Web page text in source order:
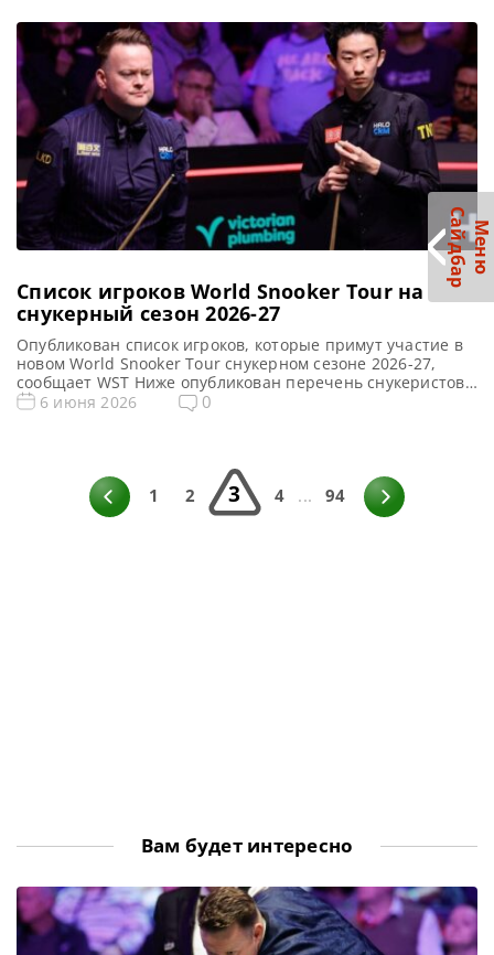
(Чемпион Африки еще не определен), в их составе 128
[…]
Список игроков World Snooker Tour на
снукерный сезон 2026-27
Опубликован список игроков, которые примут участие в
новом World Snooker Tour снукерном сезоне 2026-27,
сообщает WST Ниже опубликован перечень снукеристов,
входящих в состав World Snooker Tour на следующий
следующую неделю, когда начнется квалификация China
6 июня 2026 0
1 2 3 4 ... 94
Вам будет интересно
М
е
н
ю
Са
й
д
б
а
р